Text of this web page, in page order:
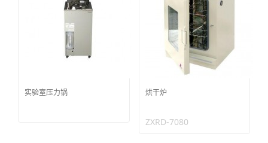
实验室压力锅 烘干炉
ZXRD-7080